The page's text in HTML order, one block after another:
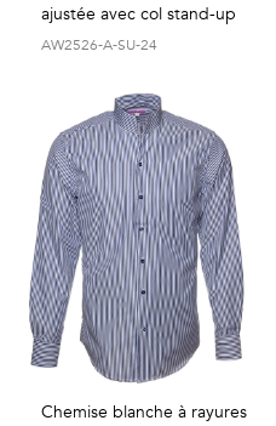
ajustée avec col stand-up
AW2526-A-SU-24
Chemise blanche à rayures